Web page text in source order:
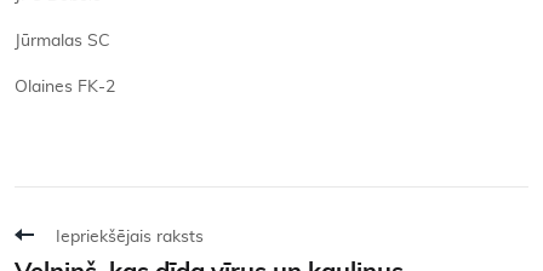
Jūrmalas SC
Olaines FK-2
Iepriekšējais raksts